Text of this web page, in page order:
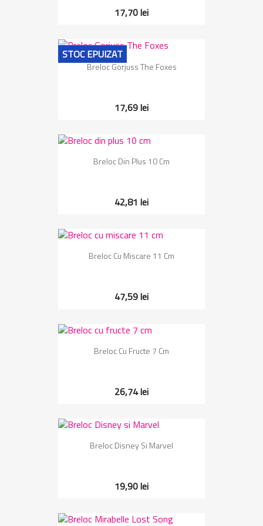
17,70 lei
Breloc Gorjuss The Foxes
17,69 lei
STOC EPUIZAT
Breloc Din Plus 10 Cm
42,81 lei
Breloc Cu Miscare 11 Cm
47,59 lei
Breloc Cu Fructe 7 Cm
26,74 lei
Breloc Disney Si Marvel
19,90 lei